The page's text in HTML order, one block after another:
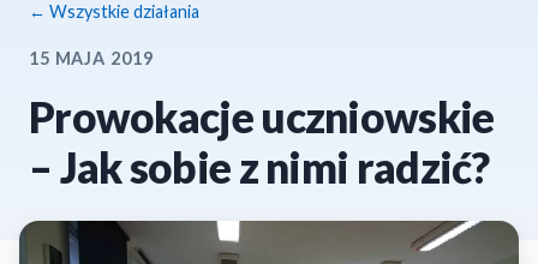
← Wszystkie działania
15 MAJA 2019
Prowokacje uczniowskie
– Jak sobie z nimi radzić?